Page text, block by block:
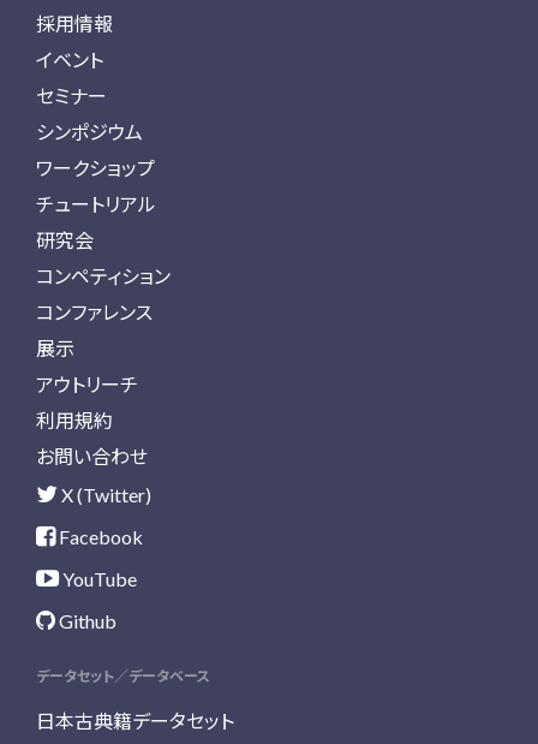
採用情報
イベント
セミナー
シンポジウム
ワークショップ
チュートリアル
研究会
コンペティション
コンファレンス
展示
アウトリーチ
利用規約
お問い合わせ
X (Twitter)
Facebook
YouTube
Github
データセット／データベース
日本古典籍データセット